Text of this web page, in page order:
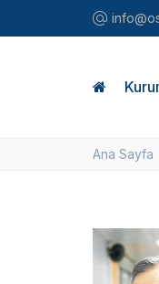
Ana Sayfa